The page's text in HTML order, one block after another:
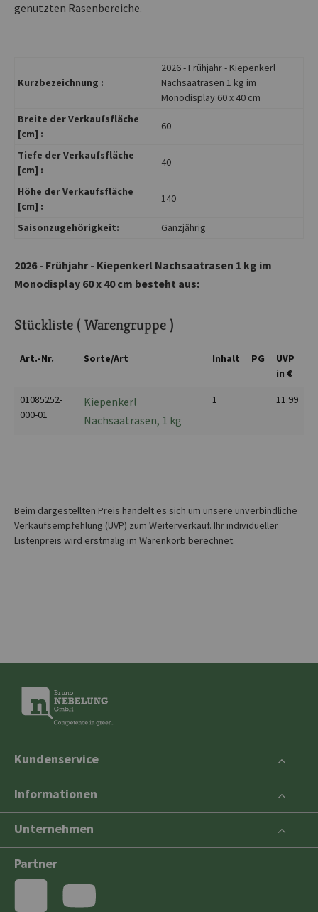
genutzten Rasenbereiche.
Kurzbezeichnung :
2026 - Frühjahr - Kiepenkerl
Nachsaatrasen 1 kg im
Monodisplay 60 x 40 cm
Breite der Verkaufsfläche
[cm] :
60
Tiefe der Verkaufsfläche
[cm] :
40
Höhe der Verkaufsfläche
[cm] :
140
Saisonzugehörigkeit: Ganzjährig
2026 - Frühjahr - Kiepenkerl Nachsaatrasen 1 kg im
Monodisplay 60 x 40 cm besteht aus:
Stückliste ( Warengruppe )
Art.-Nr. Sorte/Art Inhalt PG
UVP
in €
01085252-
000-01
Kiepenkerl
Nachsaatrasen, 1 kg
1 11.99
Beim dargestellten Preis handelt es sich um unsere unverbindliche
Verkaufsempfehlung (UVP) zum Weiterverkauf. Ihr individueller
Listenpreis wird erstmalig im Warenkorb berechnet.
Kundenservice
Informationen
Unternehmen
Partner